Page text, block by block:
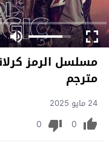
مترجم
24 مايو 2025
0
0